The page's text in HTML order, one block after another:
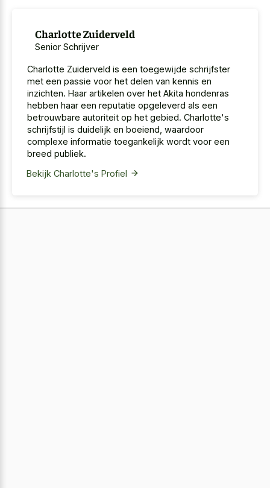
Charlotte Zuiderveld
Senior Schrijver
Charlotte Zuiderveld is een toegewijde schrijfster
met een passie voor het delen van kennis en
inzichten. Haar artikelen over het Akita hondenras
hebben haar een reputatie opgeleverd als een
betrouwbare autoriteit op het gebied. Charlotte's
schrijfstijl is duidelijk en boeiend, waardoor
complexe informatie toegankelijk wordt voor een
breed publiek.
Bekijk Charlotte's Profiel